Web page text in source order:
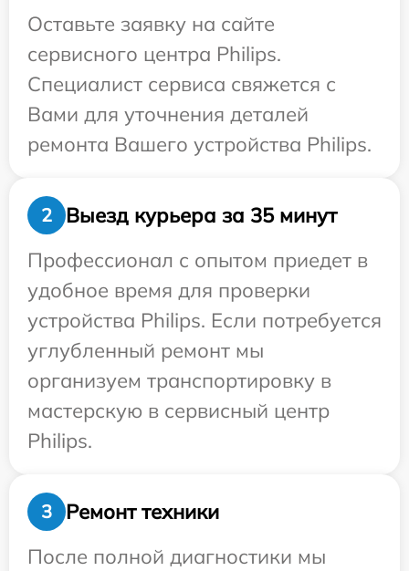
Оставьте заявку на сайте
сервисного центра Philips.
Специалист сервиса свяжется с
Вами для уточнения деталей
ремонта Вашего устройства Philips.
2
Выезд курьера за 35 минут
Профессионал с опытом приедет в
удобное время для проверки
устройства Philips. Если потребуется
углубленный ремонт мы
организуем транспортировку в
мастерскую в сервисный центр
Philips.
3
Ремонт техники
После полной диагностики мы